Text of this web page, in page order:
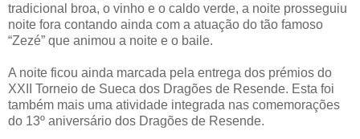
tradicional broa, o vinho e o caldo verde, a noite prosseguiu
noite fora contando ainda com a atuação do tão famoso
“Zezé” que animou a noite e o baile.
A noite ficou ainda marcada pela entrega dos prémios do
XXII Torneio de Sueca dos Dragões de Resende. Esta foi
também mais uma atividade integrada nas comemorações
do 13º aniversário dos Dragões de Resende.